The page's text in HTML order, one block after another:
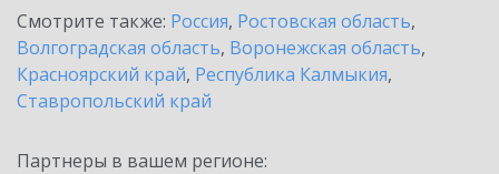
Смотрите также: Россия, Ростовская область,
Волгоградская область, Воронежская область,
Красноярский край, Республика Калмыкия,
Ставропольский край
Партнеры в вашем регионе: